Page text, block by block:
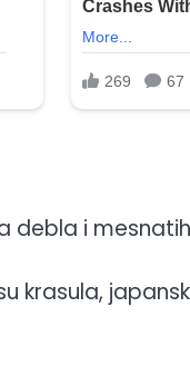
debla i
krasula,